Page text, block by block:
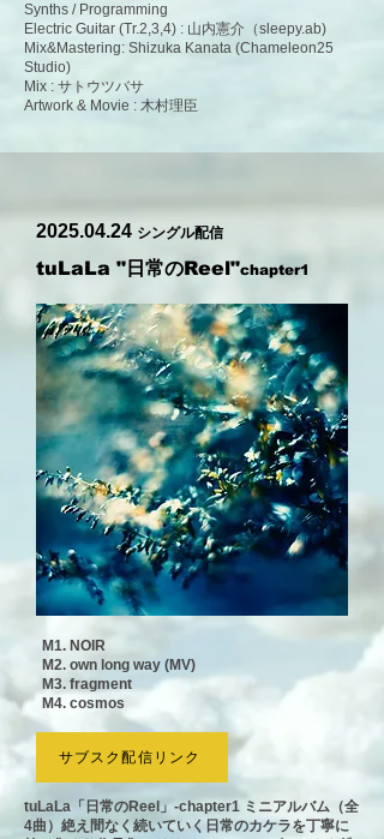
Synths / Programming
Electric Guitar (Tr.2,3,4) : 山内憲介（sleepy.ab)
Mix&Mastering: Shizuka Kanata (Chameleon25
Studio)
Mix : サトウツバサ
Artwork & Movie : 木村理臣
2025.04.24 シングル配信
tuLaLa "日常のReel"chapter1
M1. NOIR
M2. own long way (MV)
M3. fragment
M4. cosmos
サブスク配信リンク
tuLaLa「日常のReel」-chapter1 ミニアルバム（全
4曲）絶え間なく続いていく日常のカケラを丁寧に